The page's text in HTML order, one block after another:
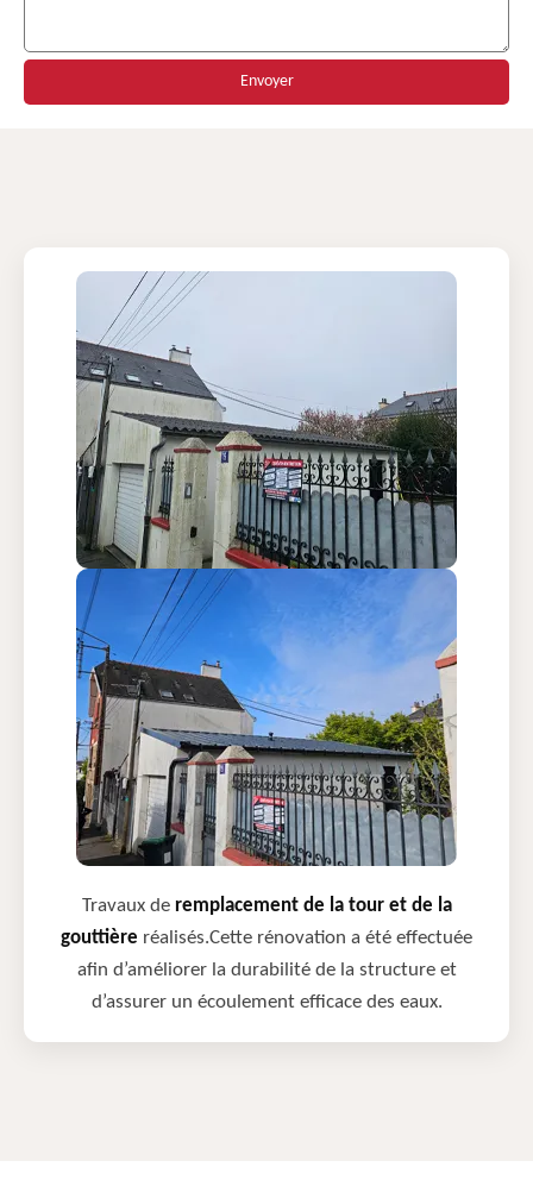
Travaux de remplacement de la tour et de la
gouttière réalisés.Cette rénovation a été effectuée
afin d’améliorer la durabilité de la structure et
d’assurer un écoulement efficace des eaux.